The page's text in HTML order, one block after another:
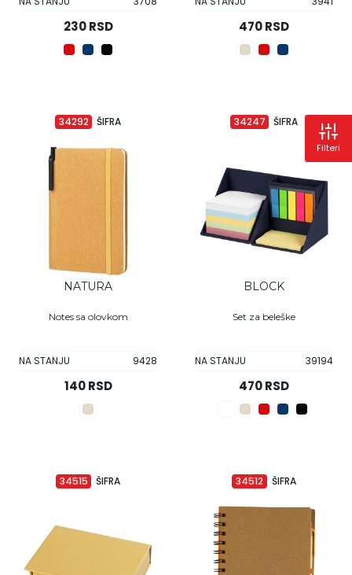
Filteri
230 RSD 470 RSD
ŠIFRA
34292
NATURA
Notes sa olovkom
NA STANJU 9428
140 RSD
ŠIFRA
34247
BLOCK
Set za beleške
NA STANJU 39194
470 RSD
ŠIFRA
34515 ŠIFRA
34512